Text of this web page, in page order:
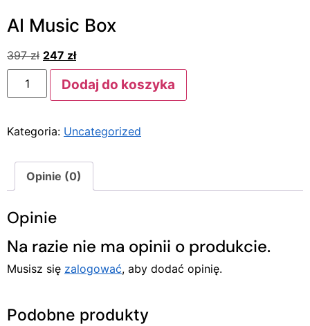
AI Music Box
397zł 247 zł
Dodaj do koszyka
Kategoria: Uncategorized
Opinie (0)
Opinie
Na razie nie ma opinii o produkcie.
Musisz się zalogować, aby dodać opinię.
Podobne produkty